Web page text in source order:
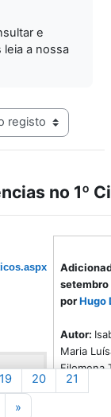
e
a nossa
terciária do
no 1º
porHugo
Autor:
Maria
Filomena
Celina
18
19Página 19
20Página 20
21
Página 172
»